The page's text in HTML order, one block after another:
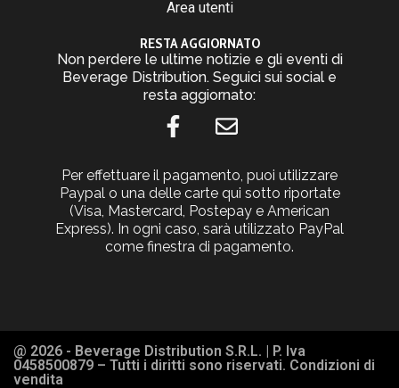
Area utenti
RESTA AGGIORNATO
Non perdere le ultime notizie e gli eventi di
Beverage Distribution. Seguici sui social e
resta aggiornato:
Per effettuare il pagamento, puoi utilizzare
Paypal o una delle carte qui sotto riportate
(Visa, Mastercard, Postepay e American
Express). In ogni caso, sarà utilizzato PayPal
come finestra di pagamento.
@ 2026 - Beverage Distribution S.R.L. | P. Iva
0458500879 – Tutti i diritti sono riservati. Condizioni di
vendita